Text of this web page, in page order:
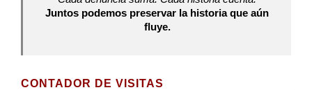
Juntos podemos preservar la historia que aún
fluye.
CONTADOR DE VISITAS